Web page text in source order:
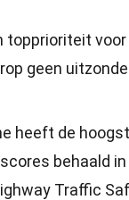
topprioriteit voor
geen
heeft de
behaald
Traffic